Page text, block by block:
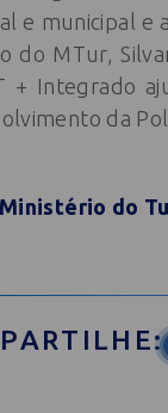
e municipal e
do MTur,
+ Integrado
da
Ministério do